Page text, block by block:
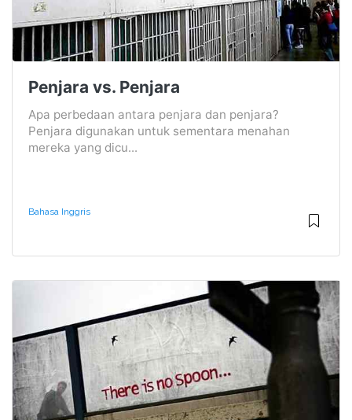
Penjara vs. Penjara
Apa perbedaan antara penjara dan penjara?
Penjara digunakan untuk sementara menahan
mereka yang dicu...
Bahasa Inggris